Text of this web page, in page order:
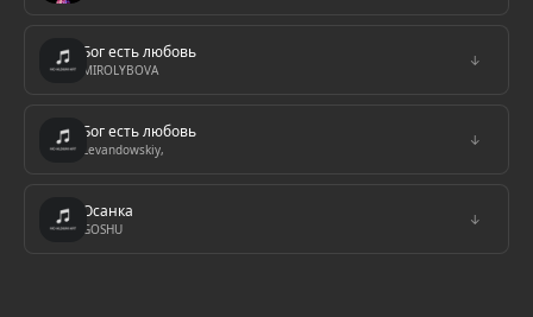
Бог есть любовь
MIROLYBOVA
↓
Бог есть любовь
Levandowskiy,
↓
Осанка
GOSHU
↓